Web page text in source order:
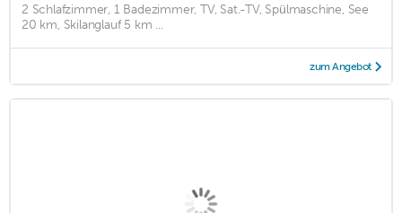
2 Schlafzimmer, 1 Badezimmer, TV, Sat.-TV, Spülmaschine, See
20 km, Skilanglauf 5 km ...
zum Angebot